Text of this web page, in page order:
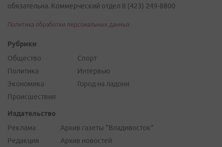
обязательна. Коммерческий отдел 8 (423) 249-8800
Политика обработки персональных данных
Рубрики
Общество
Политика
Экономика
Происшествия
Спорт
Интервью
Город на ладони
Издательство
Реклама
Редакция
Архив газеты "Владивосток"
Архив новостей